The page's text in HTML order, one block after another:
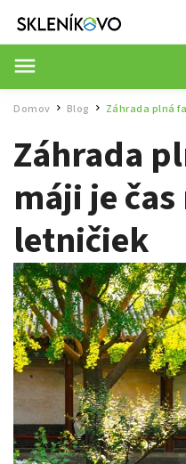
Domov Blog Záhrada plná
Záhrada
máji je
letničiek